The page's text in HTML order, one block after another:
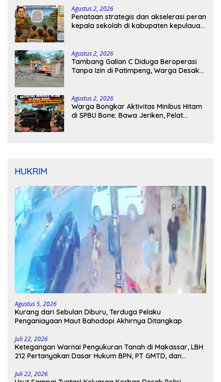
Agustus 2, 2026
Penataan strategis dan akselerasi peran
kepala sekolah di kabupaten kepulauan
Agustus 2, 2026
Tambang Galian C Diduga Beroperasi
Tanpa Izin di Patimpeng, Warga Desak
Agustus 2, 2026
Warga Bongkar Aktivitas Minibus Hitam
di SPBU Bone: Bawa Jeriken, Pelat
HUKRIM
Agustus 5, 2026
Kurang dari Sebulan Diburu, Terduga Pelaku
Penganiayaan Maut Bahodopi Akhirnya Ditangkap
Juli 22, 2026
Ketegangan Warnai Pengukuran Tanah di Makassar, LBH
212 Pertanyakan Dasar Hukum BPN, PT GMTD, dan
Juli 22, 2026